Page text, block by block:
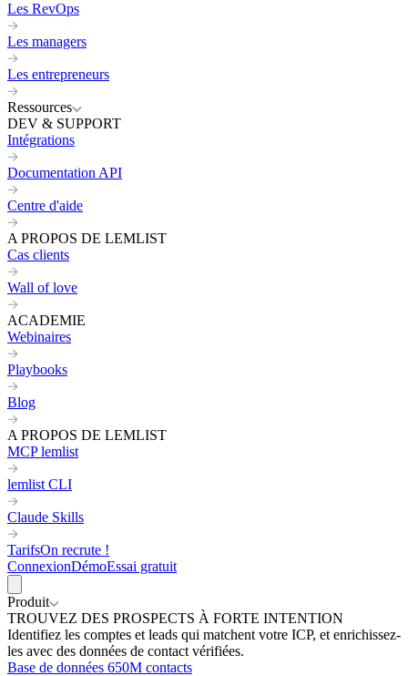
Les RevOps
Les managers
Les entrepreneurs
Ressources
DEV & SUPPORT
Intégrations
Documentation API
Centre d'aide
A PROPOS DE LEMLIST
Cas clients
Wall of love
ACADEMIE
Webinaires
Playbooks
Blog
A PROPOS DE LEMLIST
MCP lemlist
lemlist CLI
Claude Skills
TarifsOn recrute !
ConnexionDémoEssai gratuit
Produit
TROUVEZ DES PROSPECTS À FORTE INTENTION
Identifiez les comptes et leads qui matchent votre ICP, et enrichissez-
les avec des données de contact vérifiées.
Base de données 650M contacts